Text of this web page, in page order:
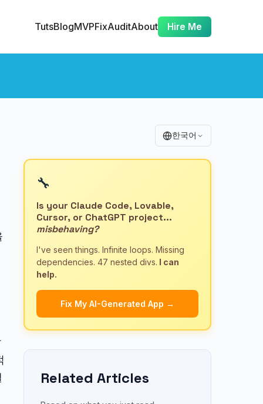
TutsBlogMVPFixAuditAbout Hire Me
한국어
🔧
Is your Claude Code, Lovable,
Cursor, or ChatGPT project...
misbehaving?
I've seen things. Infinite loops. Missing
dependencies. 47 nested divs. I can
help.
Fix My AI-Generated App →
Related Articles